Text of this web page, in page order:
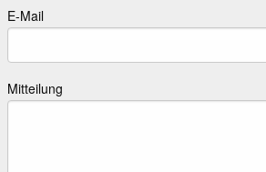
E-Mail
Mitteilung